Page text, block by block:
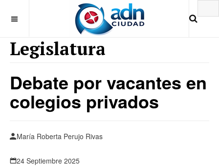
Legislatura
Debate por vacantes en
colegios privados
María Roberta Perujo Rivas
24 Septiembre 2025